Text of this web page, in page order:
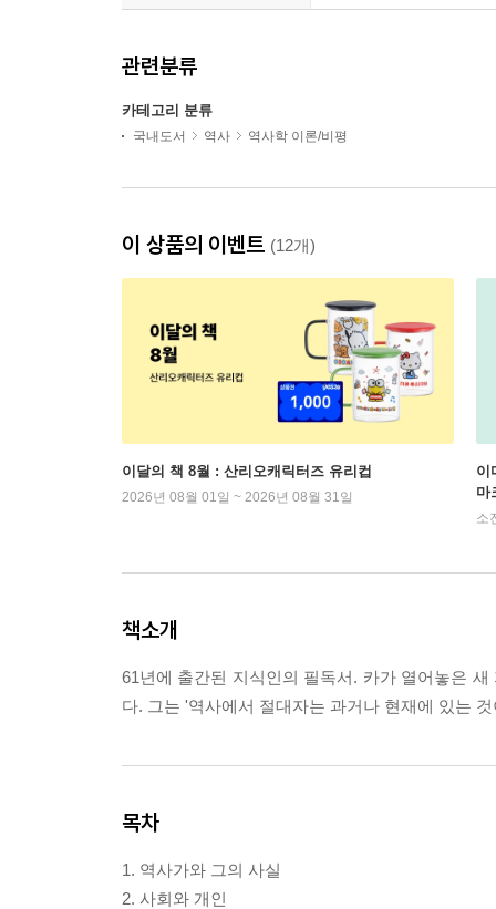
관련분류
카테고리 분류
국내도서 역사 역사학 이론/비평
이 상품의 이벤트 (12개)
이달의 책 8월 : 산리오캐릭터즈 유리컵
2026년 08월 01일 ~ 2026년 08월 31일
이
마
소
책소개
61년에 출간된 지식인의 필독서. 카가 열어놓은
다. 그는 '역사에서 절대자는 과거나 현재에 있는
목차
1. 역사가와 그의 사실
2. 사회와 개인